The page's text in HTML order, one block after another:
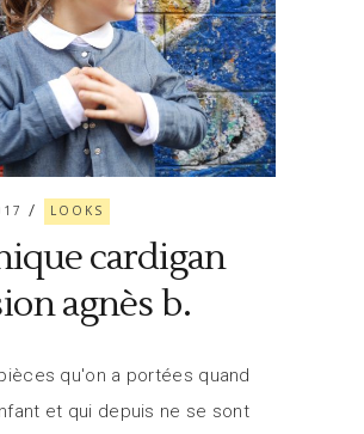
LOOKS
cardigan
agnès b.
qu'on a portées quand
et qui depuis ne se sont